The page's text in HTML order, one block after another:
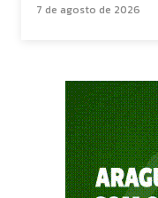
7 de agosto de 2026